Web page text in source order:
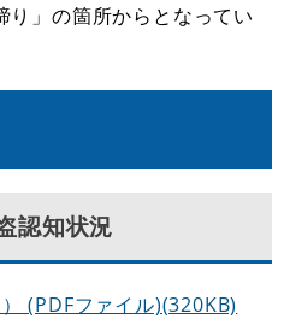
」の箇所からとなってい
認知状況
(PDFファイル)(320KB)